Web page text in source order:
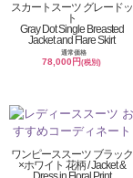
スカートスーツ グレードッ
ト
Gray Dot Single Breasted
Jacket and Flare Skirt
通常価格
78,000円(税別)
ワンピーススーツ ブラック
×ホワイト 花柄 / Jacket &